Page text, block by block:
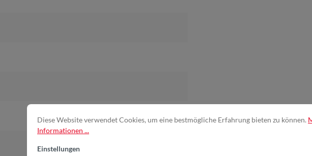
Diese Website verwendet Cookies, um eine bestmögliche Erfahrung bieten zu können.
Informationen ...
Einstellungen